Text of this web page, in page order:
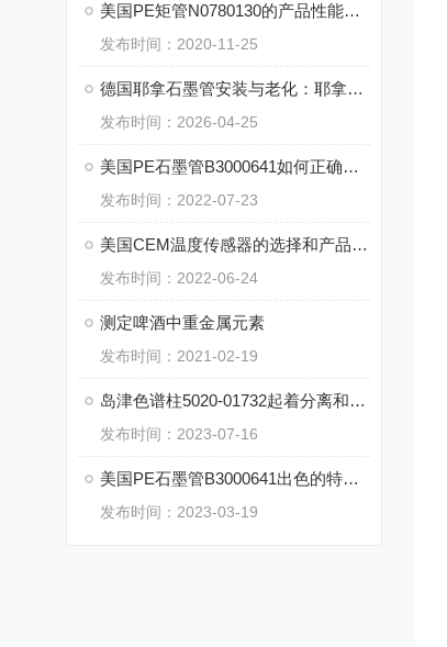
美国PE矩管N0780130的产品性能和清洗步骤
发布时间：2020-11-25
德国耶拿石墨管安装与老化：耶拿石墨管的使用前预处理步骤
发布时间：2026-04-25
美国PE石墨管B3000641如何正确的维护
发布时间：2022-07-23
美国CEM温度传感器的选择和产品用途说明
发布时间：2022-06-24
测定啤酒中重金属元素
发布时间：2021-02-19
岛津色谱柱5020-01732起着分离和纯化样品成分的重要作用
发布时间：2023-07-16
美国PE石墨管B3000641出色的特点和性能包括哪些？
发布时间：2023-03-19